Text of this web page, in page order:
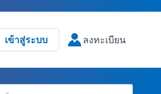
เข้าสู่ระบบ ลงทะเบียน